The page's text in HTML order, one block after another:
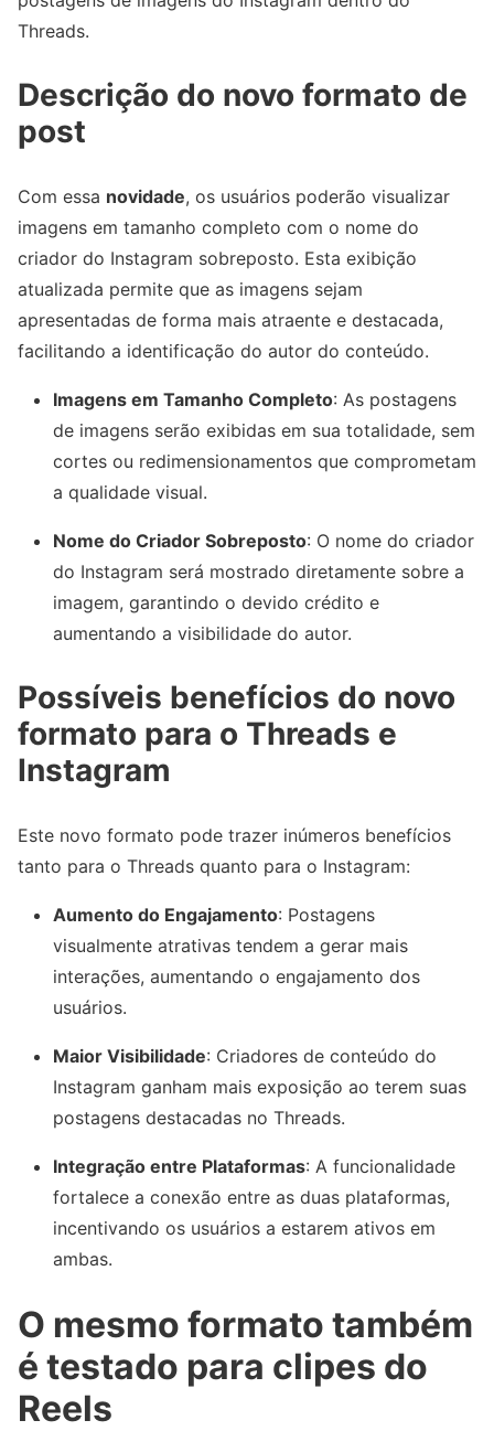
Threads.
Descrição do novo formato de
post
Com essa novidade, os usuários poderão visualizar
imagens em tamanho completo com o nome do
criador do Instagram sobreposto. Esta exibição
atualizada permite que as imagens sejam
apresentadas de forma mais atraente e destacada,
facilitando a identificação do autor do conteúdo.
Imagens em Tamanho Completo: As postagens
de imagens serão exibidas em sua totalidade, sem
cortes ou redimensionamentos que comprometam
a qualidade visual.
Nome do Criador Sobreposto: O nome do criador
do Instagram será mostrado diretamente sobre a
imagem, garantindo o devido crédito e
aumentando a visibilidade do autor.
Possíveis benefícios do novo
formato para o Threads e
Instagram
Este novo formato pode trazer inúmeros benefícios
tanto para o Threads quanto para o Instagram:
Aumento do Engajamento: Postagens
visualmente atrativas tendem a gerar mais
interações, aumentando o engajamento dos
usuários.
Maior Visibilidade: Criadores de conteúdo do
Instagram ganham mais exposição ao terem suas
postagens destacadas no Threads.
Integração entre Plataformas: A funcionalidade
fortalece a conexão entre as duas plataformas,
incentivando os usuários a estarem ativos em
ambas.
O mesmo formato também
é testado para clipes do
Reels